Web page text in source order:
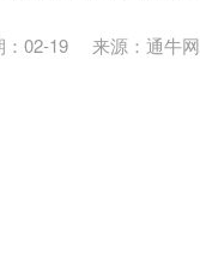
：02-19 来源：通牛